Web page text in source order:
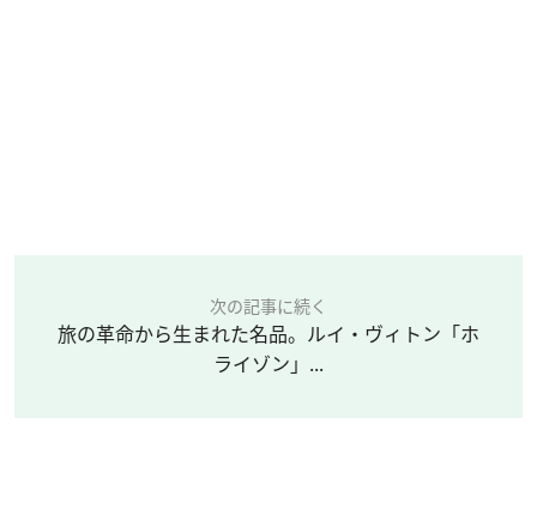
次の記事に続く
旅の革命から生まれた名品。ルイ・ヴィトン「ホ
ライゾン」...